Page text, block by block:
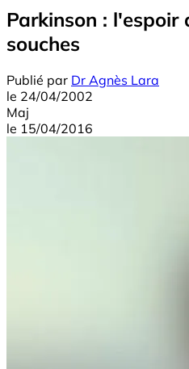
Parkinson : l'espoir
souches
Publié par Dr Agnès Lara
le 24/04/2002
Maj
le 15/04/2016